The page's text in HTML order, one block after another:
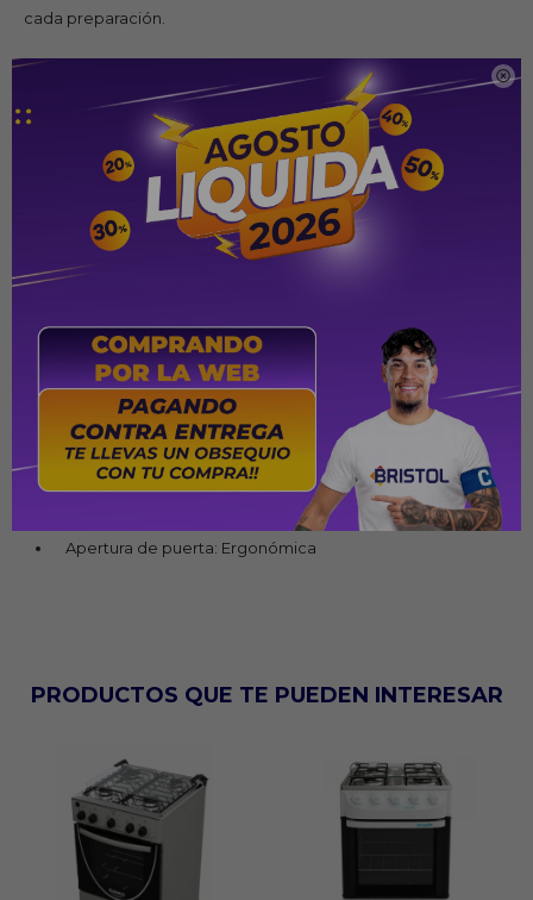

cada preparación.
Especificaciones
Cantidad de hornallas: 4
Funcionamiento: Gas GLP (convertible a Gas Natural)
Encendido: Automático en mesa y horno
Capacidad del horno: 48,1 litros
Temperatura máxima del horno: 290 °C
Parrilla del horno: Ajustable en 2 niveles
Puerta del horno: Vidrio panorámico con doble vidrio
Quemador familiar: 1 de 2000 W
Quemadores medianos: 3 de 1700 W
Protección térmica trasera: Sí
Apertura de puerta: Ergonómica
PRODUCTOS QUE TE PUEDEN INTERESAR